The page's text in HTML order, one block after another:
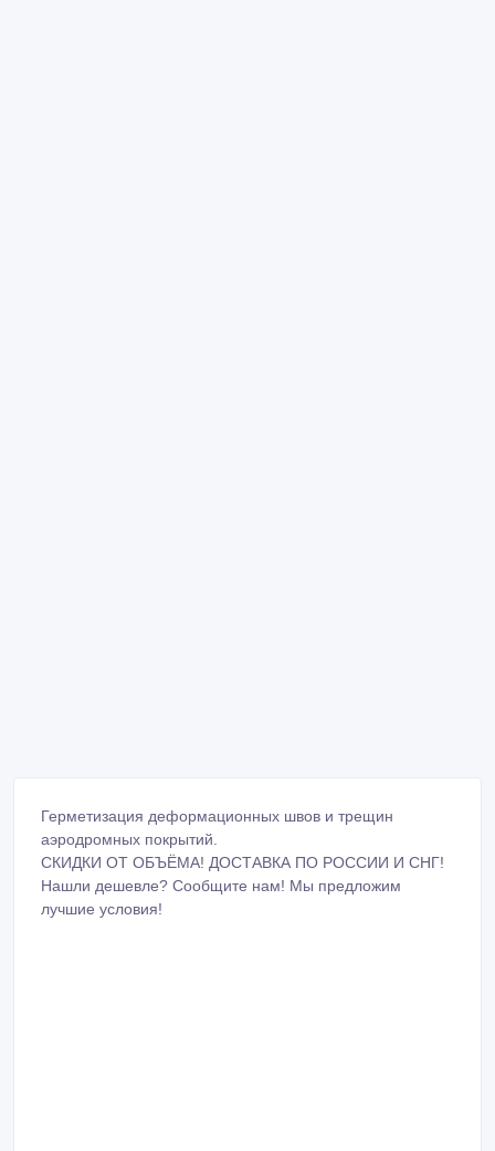
Герметизация деформационных швов и трещин
аэродромных покрытий.
СКИДКИ ОТ ОБЪЁМА! ДОСТАВКА ПО РОССИИ И СНГ!
Нашли дешевле? Сообщите нам! Мы предложим
лучшие условия!